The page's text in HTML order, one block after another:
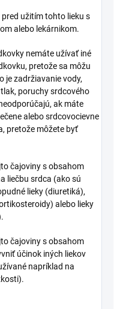
užitím tohto lieku s
alebo lekárnikom.
nemáte užívať iné
pretože sa môžu
je zadržiavanie vody,
poruchy srdcového
ak máte
alebo srdcovocievne
pretože môžete byť
čajoviny s obsahom
liečbu srdca (ako sú
lieky (diuretiká),
alebo lieky
čajoviny s obsahom
účinok iných liekov
napríklad na